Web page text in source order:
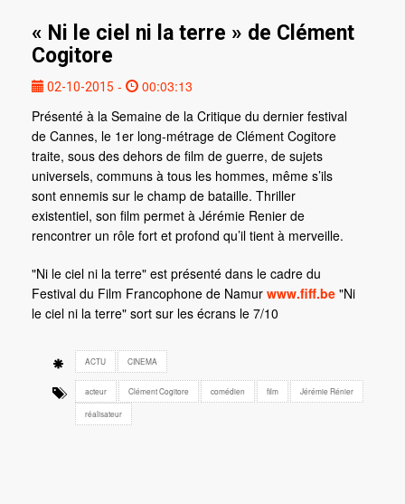
« Ni le ciel ni la terre » de Clément
Cogitore
02-10-2015 -
00:03:13
Présenté à la Semaine de la Critique du dernier festival
de Cannes, le 1er long-métrage de Clément Cogitore
traite, sous des dehors de film de guerre, de sujets
universels, communs à tous les hommes, même s’ils
sont ennemis sur le champ de bataille. Thriller
existentiel, son film permet à Jérémie Renier de
rencontrer un rôle fort et profond qu’il tient à merveille.
"Ni le ciel ni la terre" est présenté dans le cadre du
Festival du Film Francophone de Namur www.fiff.be "Ni
le ciel ni la terre" sort sur les écrans le 7/10
ACTU CINEMA
acteur Clément Cogitore comédien film Jérémie Rénier
réalisateur